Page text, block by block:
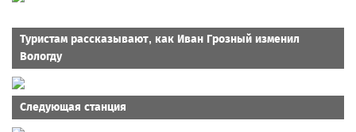
Туристам рассказывают, как Иван Грозный изменил
Вологду
Следующая станция